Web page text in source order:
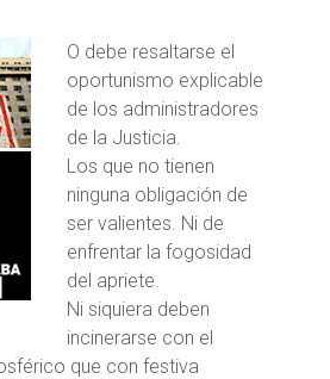
O debe resaltarse el
oportunismo explicable
de los administradores
de la Justicia.
Los que no tienen
ninguna obligación de
ser valientes. Ni de
enfrentar la fogosidad
del apriete.
Ni siquiera deben
incinerarse con el
que con festiva